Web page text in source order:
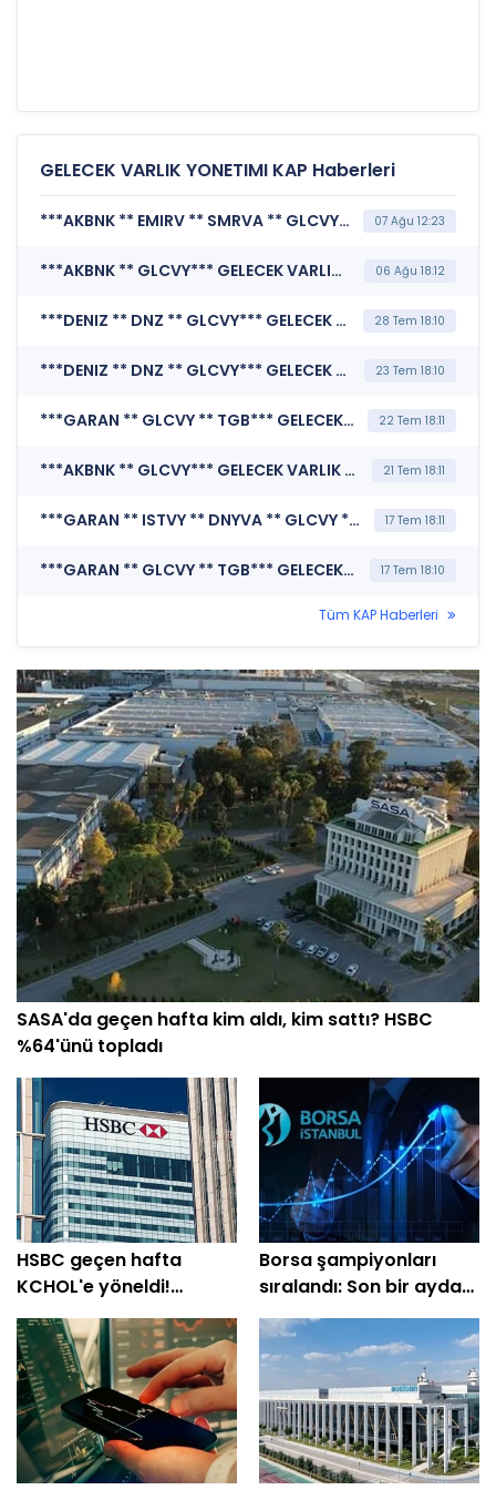
GELECEK VARLIK YONETIMI KAP Haberleri
***AKBNK ** EMIRV ** SMRVA ** GLCVY*** AKBANK T.A.Ş. (Özel Durum Açıklaması (Genel)) 07 Ağu 12:23
***AKBNK ** GLCVY*** GELECEK VARLIK YÖNETİMİ A.Ş. (Özel Durum Açıklaması (Genel)) 06 Ağu 18:12
***DENIZ ** DNZ ** GLCVY*** GELECEK VARLIK YÖNETİMİ A.Ş. (Özel Durum Açıklaması (Genel)) 28 Tem 18:10
***DENIZ ** DNZ ** GLCVY*** GELECEK VARLIK YÖNETİMİ A.Ş. (Özel Durum Açıklaması (Genel)) 23 Tem 18:10
***GARAN ** GLCVY ** TGB*** GELECEK VARLIK YÖNETİMİ A.Ş. (Özel Durum Açıklaması (Genel)) 22 Tem 18:11
***AKBNK ** GLCVY*** GELECEK VARLIK YÖNETİMİ A.Ş. (Özel Durum Açıklaması (Genel)) 21 Tem 18:11
***GARAN ** ISTVY ** DNYVA ** GLCVY ** TGB*** TÜRKİYE GARANTİ BANKASI A.Ş. (Özel Durum Açıklaması (Genel)) 17 Tem 18:11
***GARAN ** GLCVY ** TGB*** GELECEK VARLIK YÖNETİMİ A.Ş. (Özel Durum Açıklaması (Genel)) 17 Tem 18:10
Tüm KAP Haberleri
SASA'da geçen hafta kim aldı, kim sattı? HSBC
%64'ünü topladı
HSBC geçen hafta
KCHOL'e yöneldi!
THYAO'da 1,37 milyar TL
satış
Borsa şampiyonları
sıralandı: Son bir ayda
üç haneli getiri sağladı